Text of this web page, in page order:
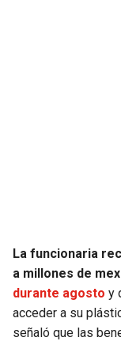
La funcionaria
a millones de
durante agosto y
acceder a su
señaló que las